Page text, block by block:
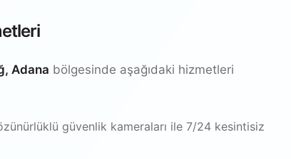
Adana bölgesinde aşağıdaki hizmetleri
güvenlik kameraları ile 7/24 kesintisiz